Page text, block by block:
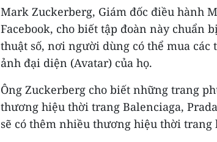
Mark Zuckerberg, Giám đốc điều hành
Facebook, cho biết tập đoàn này chuẩn
thuật số, nơi người dùng có thể mua
ảnh đại diện (Avatar) của họ.
Ông Zuckerberg cho biết những trang
thương hiệu thời trang Balenciaga,
sẽ có thêm nhiều thương hiệu thời trang